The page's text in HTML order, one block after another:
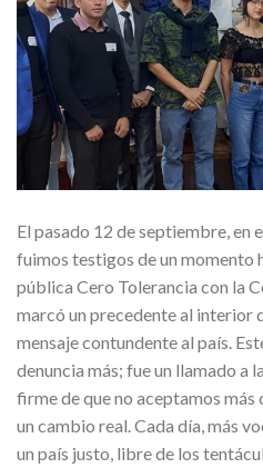
El pasado 12 de septiembre, en
fuimos testigos de un momento
pública Cero Tolerancia con la
marcó un precedente al interior
mensaje contundente al país.
denuncia más; fue un llamado a
firme de que no aceptamos
un cambio real. Cada día, más
un país justo, libre de los